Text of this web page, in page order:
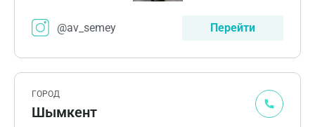
@av_semey Перейти
ГОРОД
Шымкент